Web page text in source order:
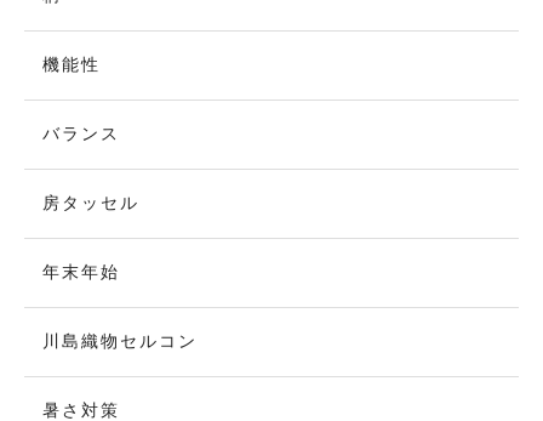
機能性
バランス
房タッセル
年末年始
川島織物セルコン
暑さ対策